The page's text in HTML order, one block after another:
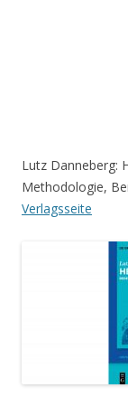
Lutz Danneberg:
Methodologie,
Verlagsseite